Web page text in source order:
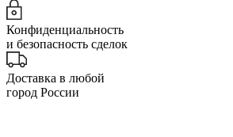
Конфиденциальность
и безопасность сделок
Доставка в любой
город России